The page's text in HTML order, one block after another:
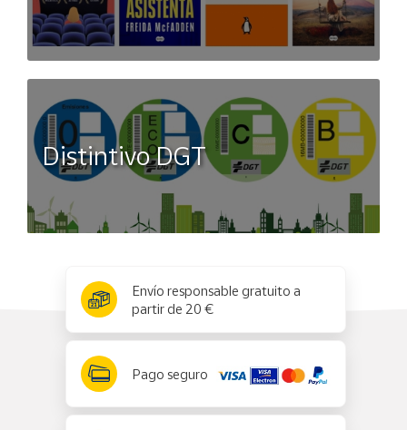
Distintivo DGT
Envío responsable gratuito a
partir de 20 €
Pago seguro